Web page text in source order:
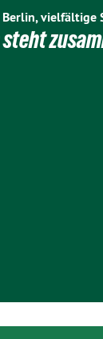
Berlin, vielfältige